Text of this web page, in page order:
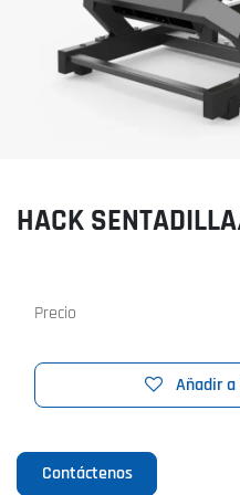
HACK
Añadir
Precio
Contáctenos